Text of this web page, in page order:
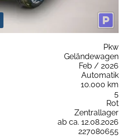
Pkw
Geländewagen
Feb / 2026
Automatik
10.000 km
5
Rot
Zentrallager
ab ca. 12.08.2026
227080655